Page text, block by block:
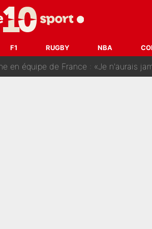
F1 RUGBY NBA
une folie sur le mercato bien
en équipe de France : «Je n'aurais